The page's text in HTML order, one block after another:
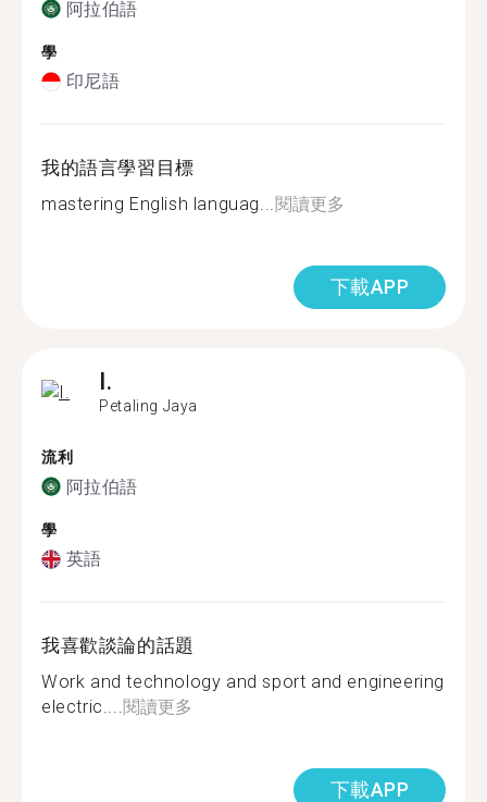
阿拉伯語
學
印尼語
我的語言學習目標
mastering English languag...閱讀更多
下載APP
I.
Petaling Jaya
流利
阿拉伯語
學
英語
我喜歡談論的話題
Work and technology and sport and engineering
electric....閱讀更多
下載APP